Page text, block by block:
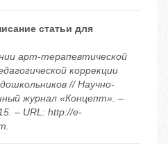
статьи для
арт-терапевтической
коррекции
// Научно-
журнал «Концепт». –
– URL: http://e-